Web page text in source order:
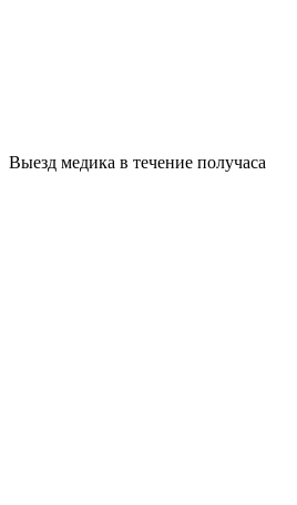
Выезд медика в течение получаса